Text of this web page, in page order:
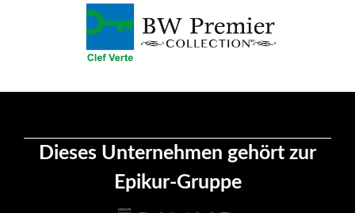
Dieses Unternehmen gehört zur
Epikur-Gruppe